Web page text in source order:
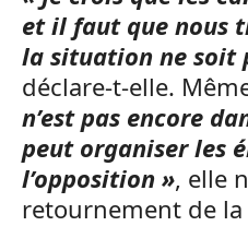
et il faut que nous
la situation ne soit
déclare-t-elle.
n’est pas encore
peut organiser les
l’opposition », elle
retournement de